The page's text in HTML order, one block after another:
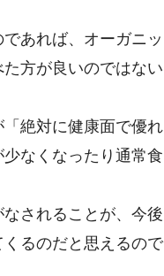
あれば、オーガニッ
方が良いのではない
絶対に健康面で優れ
なくなったり通常食
されることが、今後
るのだと思えるので